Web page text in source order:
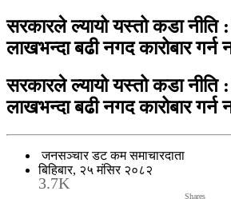
सरकारले ल्यायो यस्तो कडा नीति
लाखभन्दा बढी नगद कारोबार गर्न
सरकारले ल्यायो यस्तो कडा नीति
लाखभन्दा बढी नगद कारोबार गर्न
जनसञ्चार डट कम समाचारदाता
बिहिबार, २५ मंसिर २०८२
3.7K
Shares